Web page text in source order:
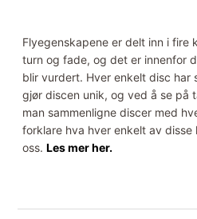
Flyegenskapene er delt inn i fire
turn og fade, og det er innenfor
blir vurdert. Hver enkelt disc har
gjør discen unik, og ved å se på
man sammenligne discer med
forklare hva hver enkelt av
oss.Les mer her.